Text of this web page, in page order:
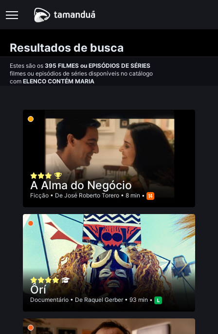
Resultados de busca
Estes são os 395 FILMES ou EPISÓDIOS DE SÉRIES
filmes ou episódios de séries disponíveis no catálogo
com ELENCO CONTÉM MARIA
A Alma do Negócio
Ficção • De José Roberto Torero • 8 min •
Ôrí
Documentário • De Raquel Gerber• 93 min •